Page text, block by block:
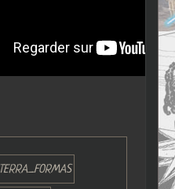
TERRA_FORMAS